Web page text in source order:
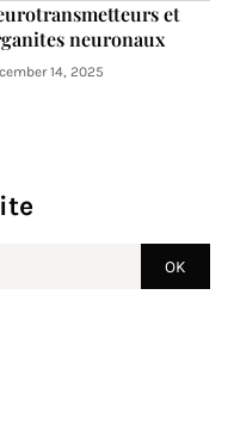
et
neuronaux
14, 2025